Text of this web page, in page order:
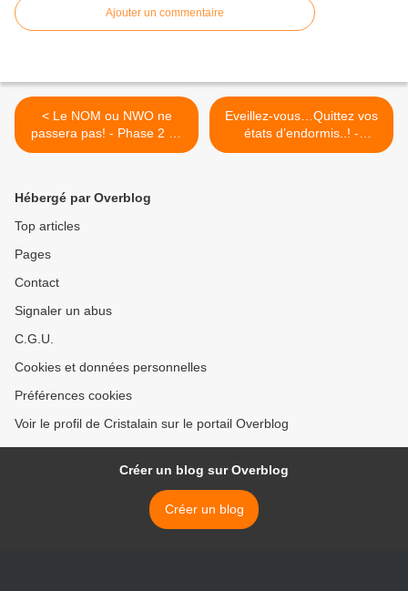
Ajouter un commentaire
< Le NOM ou NWO ne
passera pas! - Phase 2 du
plan; "ils" veulent nous faire
Eveillez-vous…Quittez vos
états d’endormis..! -
20/06/2020. >
Hébergé par Overblog
Top articles
Pages
Contact
Signaler un abus
C.G.U.
Cookies et données personnelles
Préférences cookies
Voir le profil de Cristalain sur le portail Overblog
Créer un blog sur Overblog
Créer un blog